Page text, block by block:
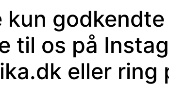
kun
til os på
eller ring